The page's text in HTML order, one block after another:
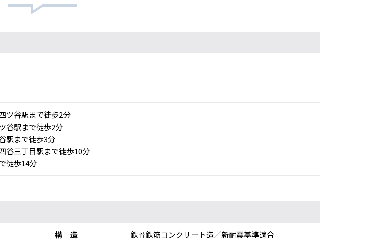
ツ谷駅まで徒歩2分
谷駅まで徒歩2分
駅まで徒歩3分
三丁目駅まで徒歩10分
徒歩14分
構 造 鉄骨鉄筋コンクリート造／新耐震基準適合